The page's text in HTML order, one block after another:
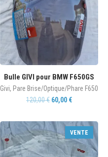
Bulle GIVI pour BMW F650GS
Givi, Pare Brise/Optique/Phare F650
120,00€ 60,00 €
VENTE